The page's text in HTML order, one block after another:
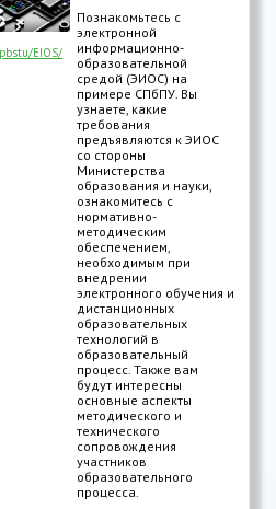
EIOS/
Познакомьтесь с
электронной
информационно-
образовательной
средой (ЭИОС) на
примере СПбПУ. Вы
узнаете, какие
требования
предъявляются к ЭИОС
со стороны
Министерства
образования и науки,
ознакомитесь с
нормативно-
методическим
обеспечением,
необходимым при
внедрении
электронного обучения и
дистанционных
образовательных
технологий в
образовательный
процесс. Также вам
будут интересны
основные аспекты
методического и
технического
сопровождения
участников
образовательного
процесса.